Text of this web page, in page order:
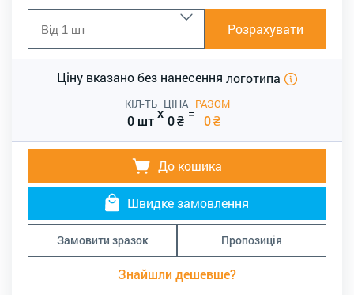
Розрахувати
Ціну вказано без нанесення логотипа
КІЛ-ТЬ
0 штx
ЦІНА
0₴ =
РАЗОМ
0₴
До кошика
Швидке замовлення
Замовити зразок Пропозиція
Знайшли дешевше?